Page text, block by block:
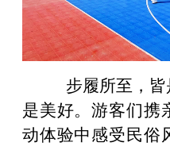
步履所至，皆
是美好。游客们携
动体验中感受民俗